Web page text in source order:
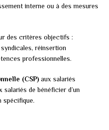
interne ou à des mesures
des critères objectifs :
réinsertion
professionnelles.
(CSP) aux salariés
de bénéficier d’un
spécifique.